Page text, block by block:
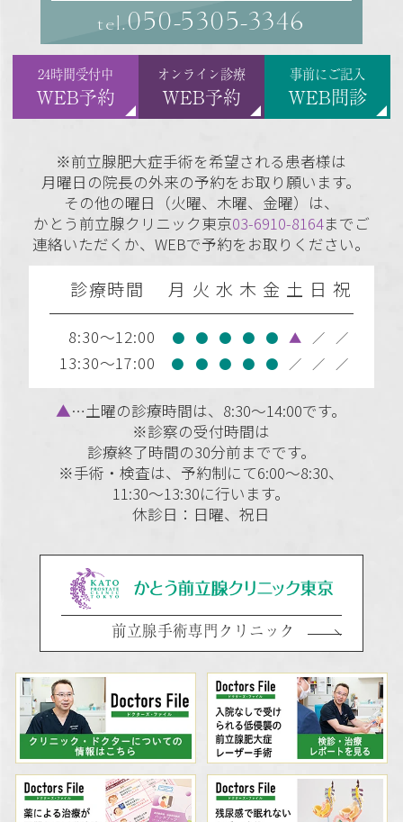
tel.050-5305-3346
24時間受付中
WEB予約
オンライン診療
WEB予約
事前にご記入
WEB問診
※前立腺肥大症手術を希望される患者様は
月曜日の院長の外来の予約をお取り願います。
その他の曜日（火曜、木曜、金曜）は、
かとう前立腺クリニック東京03-6910-8164までご
連絡いただくか、WEBで予約をお取りください。
診療時間 月 火 水 木 金 土 日 祝
8:30～12:00 ● ● ● ● ● ▲ ／ ／
13:30～17:00 ● ● ● ● ● ／ ／ ／
▲…土曜の診療時間は、8:30～14:00です。
※診察の受付時間は
診療終了時間の30分前までです。
※手術・検査は、予約制にて6:00～8:30、
11:30～13:30に行います。
休診日：日曜、祝日
前立腺手術専門クリニック